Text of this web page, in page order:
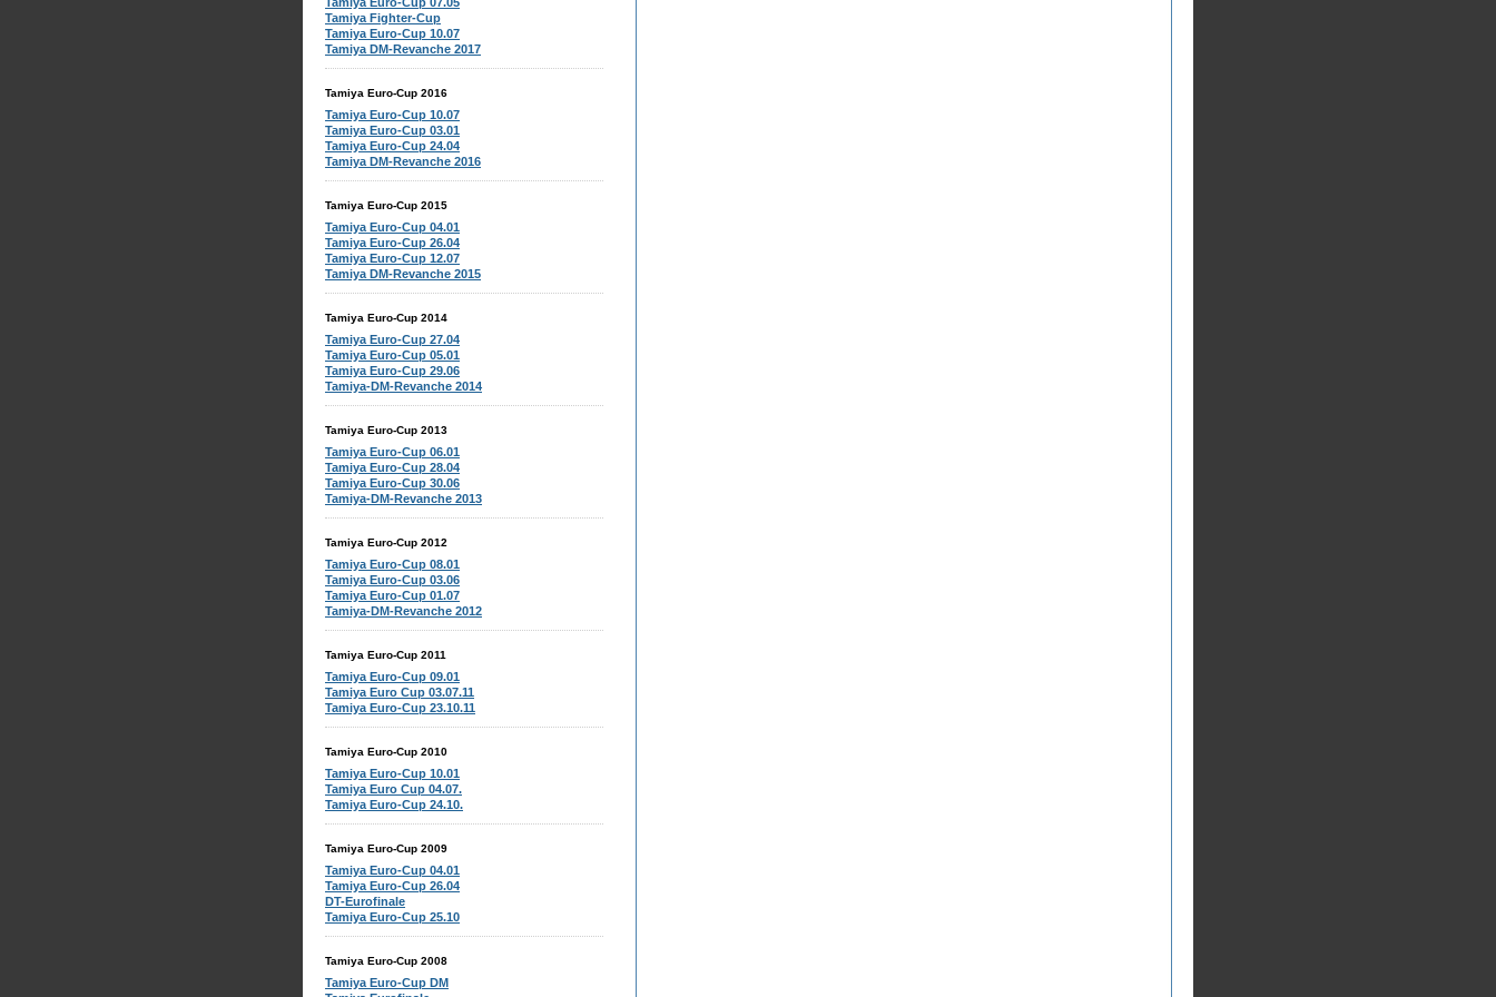
Tamiya Fighter-Cup
Tamiya Euro-Cup 10.07
Tamiya DM-Revanche 2017
Tamiya Euro-Cup 2016
Tamiya Euro-Cup 10.07
Tamiya Euro-Cup 03.01
Tamiya Euro-Cup 24.04
Tamiya DM-Revanche 2016
Tamiya Euro-Cup 2015
Tamiya Euro-Cup 04.01
Tamiya Euro-Cup 26.04
Tamiya Euro-Cup 12.07
Tamiya DM-Revanche 2015
Tamiya Euro-Cup 2014
Tamiya Euro-Cup 27.04
Tamiya Euro-Cup 05.01
Tamiya Euro-Cup 29.06
Tamiya-DM-Revanche 2014
Tamiya Euro-Cup 2013
Tamiya Euro-Cup 06.01
Tamiya Euro-Cup 28.04
Tamiya Euro-Cup 30.06
Tamiya-DM-Revanche 2013
Tamiya Euro-Cup 2012
Tamiya Euro-Cup 08.01
Tamiya Euro-Cup 03.06
Tamiya Euro-Cup 01.07
Tamiya-DM-Revanche 2012
Tamiya Euro-Cup 2011
Tamiya Euro-Cup 09.01
Tamiya Euro Cup 03.07.11
Tamiya Euro-Cup 23.10.11
Tamiya Euro-Cup 2010
Tamiya Euro-Cup 10.01
Tamiya Euro Cup 04.07.
Tamiya Euro-Cup 24.10.
Tamiya Euro-Cup 2009
Tamiya Euro-Cup 04.01
Tamiya Euro-Cup 26.04
DT-Eurofinale
Tamiya Euro-Cup 25.10
Tamiya Euro-Cup 2008
Tamiya Euro-Cup DM